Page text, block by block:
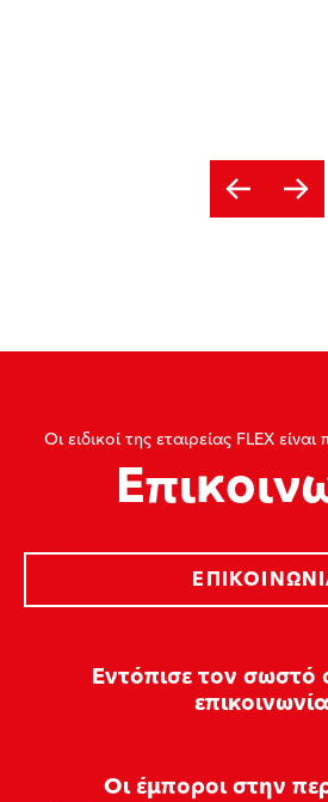
Οι ειδικοί της εταιρείας FLEX
Εντόπισε τον σωστό
Οι έμποροι στην